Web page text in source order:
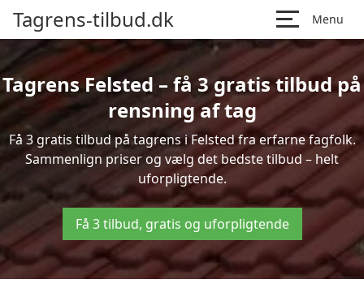
Tagrens-tilbud.dk Menu
Tagrens Felsted – få 3 gratis tilbud på
rensning af tag
Få 3 gratis tilbud på tagrens i Felsted fra erfarne fagfolk.
Sammenlign priser og vælg det bedste tilbud – helt
uforpligtende.
Få 3 tilbud, gratis og uforpligtende